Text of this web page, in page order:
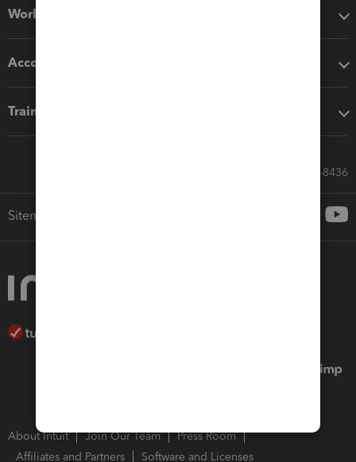
Workflow add-ons
Accounting solutions
Training & support
Call Sales: 833-564-8436
Sitemap
About Intuit Join Our Team
Press Room
Affiliates and Partners
Software and Licenses